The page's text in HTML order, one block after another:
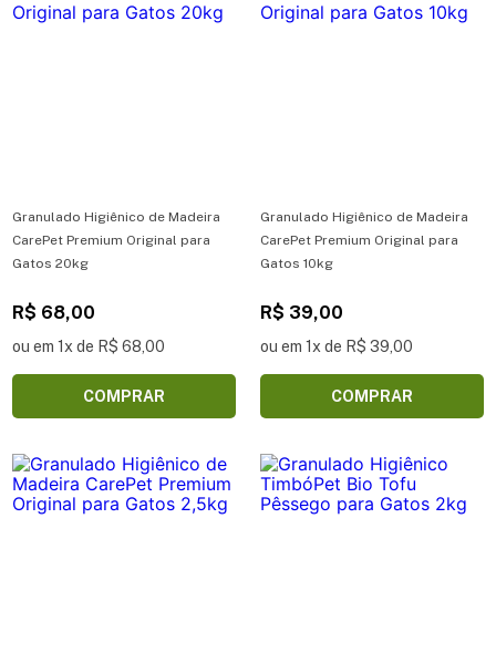
Granulado Higiênico de Madeira
CarePet Premium Original para
Gatos 20kg
R$ 68,00
ou em 1x de R$ 68,00
COMPRAR
Granulado Higiênico de Madeira
CarePet Premium Original para
Gatos 10kg
R$ 39,00
ou em 1x de R$ 39,00
COMPRAR